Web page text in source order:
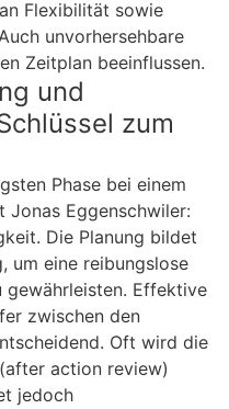
Flexibilität sowie
unvorhersehbare
Zeitplan beeinflussen.
und
zum
Phase bei einem
Jonas Eggenschwiler:
Die Planung bildet
um eine reibungslose
Effektive
zwischen den
Oft wird die
action review)
jedoch